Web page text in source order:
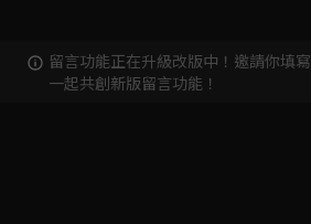
留言功能正在升級改版中！邀請你填寫
一起共創新版留言功能！